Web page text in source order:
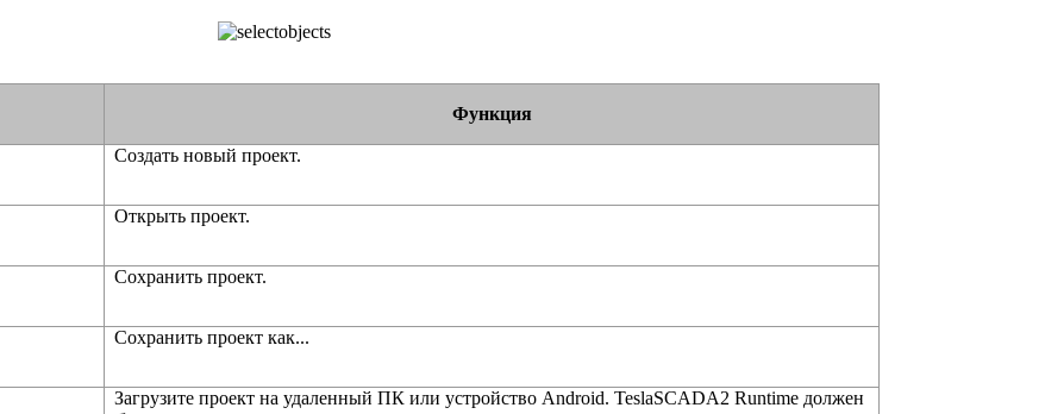
Функция
Создать новый проект.
Открыть проект.
Сохранить проект.
Сохранить проект как...
Загрузите проект на удаленный ПК или устройство Android. TeslaSCADA2 Runtime должен